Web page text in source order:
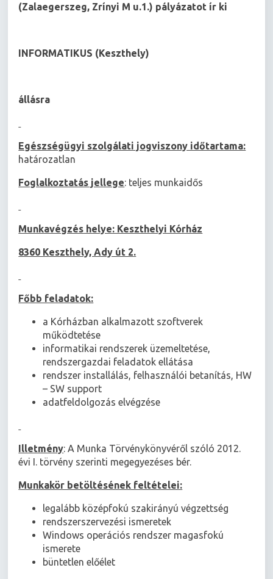
(Zalaegerszeg, Zrínyi M u.1.) pályázatot ír ki
INFORMATIKUS (Keszthely)
állásra
Egészségügyi szolgálati jogviszony időtartama:
határozatlan
Foglalkoztatás jellege: teljes munkaidős
Munkavégzés helye: Keszthelyi Kórház
8360 Keszthely, Ady út 2.
Főbb feladatok:
a Kórházban alkalmazott szoftverek
működtetése
informatikai rendszerek üzemeltetése,
rendszergazdai feladatok ellátása
rendszer installálás, felhasználói betanítás, HW
– SW support
adatfeldolgozás elvégzése
Illetmény: A Munka Törvénykönyvéről szóló 2012.
évi I. törvény szerinti megegyezéses bér.
Munkakör betöltésének feltételei:
legalább középfokú szakirányú végzettség
rendszerszervezési ismeretek
Windows operációs rendszer magasfokú
ismerete
büntetlen előélet